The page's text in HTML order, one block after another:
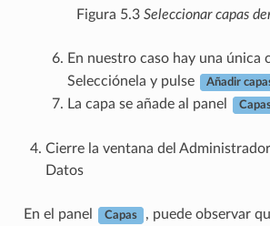
Figura 5.3 Seleccionar capas
En nuestro caso hay una única
Selecciónela y pulse
Añadir
La capa se añade al panel
Cierre la ventana del
Datos
En el panel Capas , puede observar